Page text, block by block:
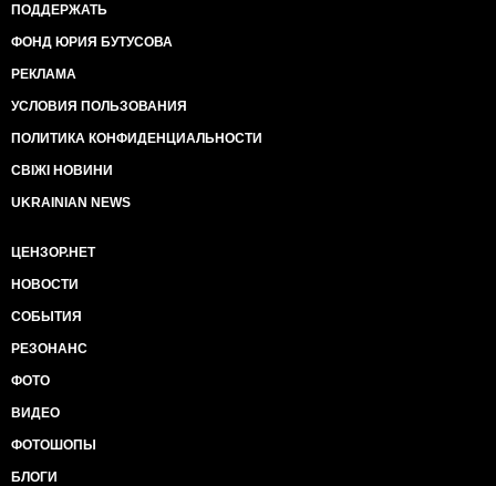
ПОДДЕРЖАТЬ
ФОНД ЮРИЯ БУТУСОВА
РЕКЛАМА
УСЛОВИЯ ПОЛЬЗОВАНИЯ
ПОЛИТИКА КОНФИДЕНЦИАЛЬНОСТИ
СВІЖІ НОВИНИ
UKRAINIAN NEWS
ЦЕНЗОР.НЕТ
НОВОСТИ
СОБЫТИЯ
РЕЗОНАНС
ФОТО
ВИДЕО
ФОТОШОПЫ
БЛОГИ